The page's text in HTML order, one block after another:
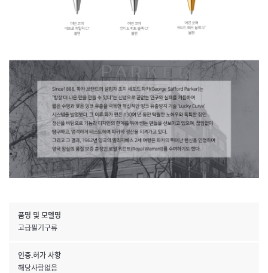
품명 및 모델명
고급필기구류
인증.허가 사항
해당사항없음